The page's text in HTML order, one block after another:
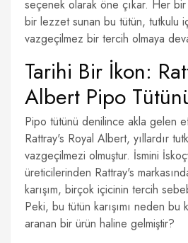
seçenek olarak öne çıkar. Her
bir lezzet sunan bu tütün, tutkulu
vazgeçilmez bir tercih olmaya
Tarihi Bir İkon:
Albert Pipo
Pipo tütünü denilince akla gelen
Rattray's Royal Albert, yıllardır
vazgeçilmezi olmuştur. İsmini
üreticilerinden Rattray's
karışım, birçok içicinin tercih
Peki, bu tütün karışımı neden bu
aranan bir ürün haline gelmiştir?